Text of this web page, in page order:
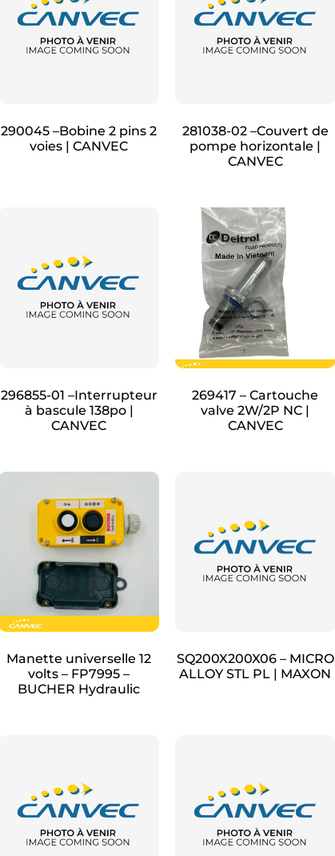
290045 –Bobine 2 pins 2
voies | CANVEC
281038-02 –Couvert de
pompe horizontale |
CANVEC
296855-01 –Interrupteur
à bascule 138po |
CANVEC
269417 – Cartouche
valve 2W/2P NC |
CANVEC
Manette universelle 12
volts – FP7995 –
BUCHER Hydraulic
SQ200X200X06 – MICRO
ALLOY STL PL | MAXON